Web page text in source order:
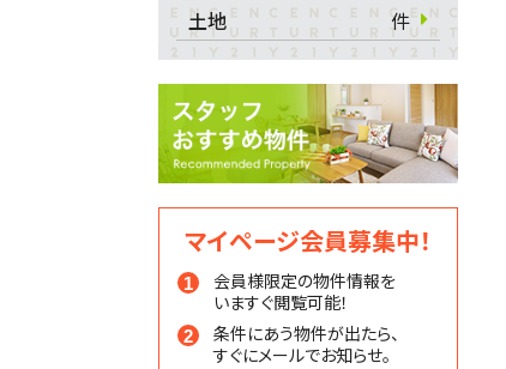
土地
件
マイページ会員募集中！
会員様限定の物件情報を
いますぐ閲覧可能！
条件にあう物件が出たら、
すぐにメールでお知らせ。